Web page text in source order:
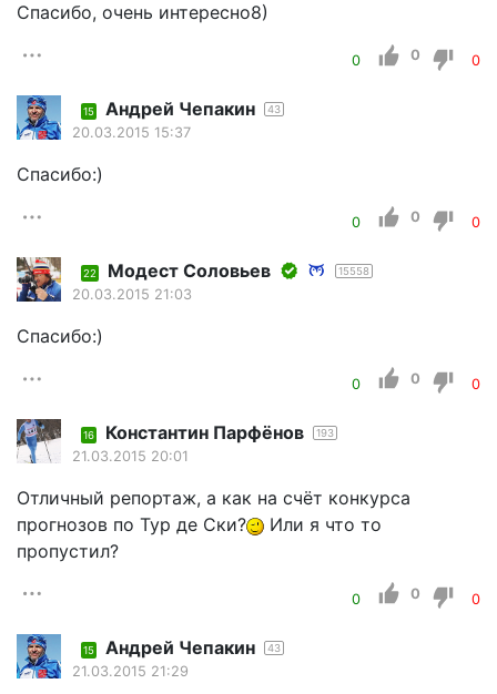
Спасибо, очень интересно8)
0 0 0
15 Андрей Чепакин 43
20.03.2015 15:37
Спасибо:)
0 0 0
22 Модест Соловьев 15558
20.03.2015 21:03
Спасибо:)
0 0 0
16 Константин Парфёнов 193
21.03.2015 20:01
Отличный репортаж, а как на счёт конкурса
прогнозов по Тур де Ски?
Или я что то
пропустил?
0 0 0
15 Андрей Чепакин 43
21.03.2015 21:29